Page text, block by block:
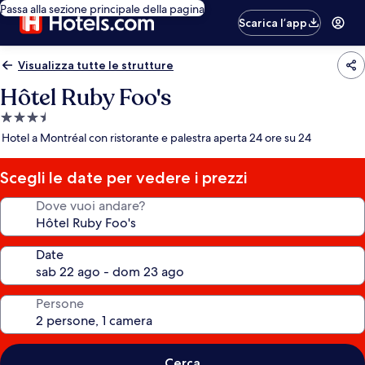
Passa alla sezione principale della pagina
Scarica l’app
Visualizza tutte le strutture
Hôtel Ruby Foo's
Struttura
a
stelle
Hotel a Montréal con ristorante e palestra aperta 24 ore su 24
Scegli le date per vedere i prezzi
Dove vuoi andare?
Date
Persone